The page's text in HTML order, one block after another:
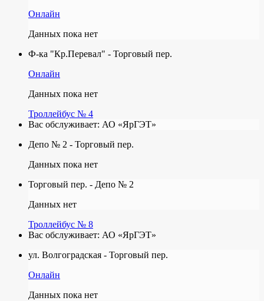
Онлайн
Данных пока нет
Ф-ка "Кр.Перевал" - Торговый пер.
Онлайн
Данных пока нет
Троллейбус № 4
Вас обслуживает: АО «ЯрГЭТ»
Депо № 2 - Торговый пер.
Данных пока нет
Торговый пер. - Депо № 2
Данных нет
Троллейбус № 8
Вас обслуживает: АО «ЯрГЭТ»
ул. Волгоградская - Торговый пер.
Онлайн
Данных пока нет